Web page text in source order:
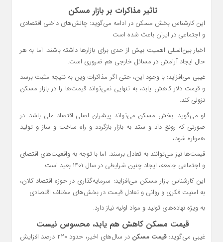
تاثیر مذاکرات بر بازار مسکن
این کارشناس بخش مسکن در ادامه می‌گوید: چالش‌های داخلی اقتصادی
و اجتماعی در ایران باعث شده است
اخبار بین‌المللی اهمیت بیش از حدی برای بازارها داشته باشند. اما به هر
حال ایجاد آرامش در مسائل خارجی هم ضروری است.
غیبی می‌افزاید: با وجود این، حتی اگر مذاکرات وین به نتیجه مثبت برسد
و قیمت دلار کاهش یابد، به تنهایی نمی‌تواند قیمت‌ها را در بازار مسکن
نزولی کند.
او می‌گوید: بخش مسکن می‌تواند پیشران اصلی اقتصاد ملی باشد. در
صورتی که رونق داد و ستد به بازار بازگردد و راه ساخت و ساز و تولید
همواره شود،
قیمت‌ها نیز می‌توانند به تعادل برسند. اما با توجه به واقعیت‌های اقتصای
و اجتماعی جامعه، ایجاد چنین شرایطی در سال ۱۴۰۱ بعید است.
این کارشناس بازار مسکن می‌افزاید: سرمایه‌گذاری در حوزه اقتصاد کلان،
به امنیت فکری و روانی و تعادل قیمت در بخش‌های مختلف اقتصادی
به ویژه نهاده‌های تولید و مواد اولیه نیاز دارد.
قیمت مسکن کاهش هم یابد، محسوس نیست
غیبی می‌گوید:قیمت مسکن
در سال‌های اخیر، حدود ۲۲۰ درصد افزایش